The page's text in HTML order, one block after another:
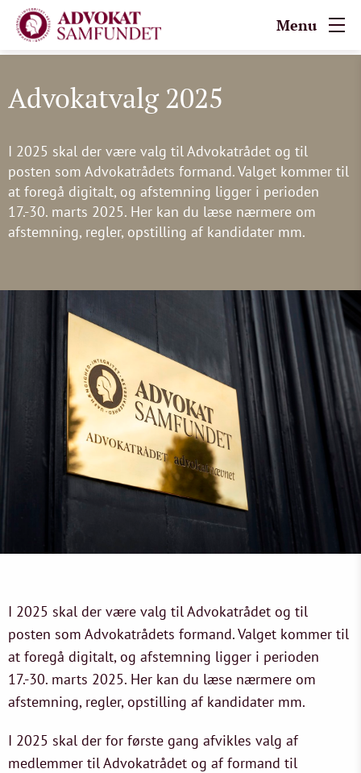
Menu
Advokatvalg 2025
I 2025 skal der være valg til Advokatrådet og til
posten som Advokatrådets formand. Valget kommer til
at foregå digitalt, og afstemning ligger i perioden
17.-30. marts 2025. Her kan du læse nærmere om
afstemning, regler, opstilling af kandidater mm.
I 2025 skal der være valg til Advokatrådet og til
posten som Advokatrådets formand. Valget kommer til
at foregå digitalt, og afstemning ligger i perioden
17.-30. marts 2025. Her kan du læse nærmere om
afstemning, regler, opstilling af kandidater mm.
I 2025 skal der for første gang afvikles valg af
medlemmer til Advokatrådet og af formand til